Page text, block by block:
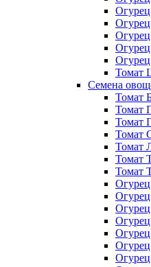
Томат
Семена
Томат
Томат
Томат
Томат
Томат
Томат
Томат